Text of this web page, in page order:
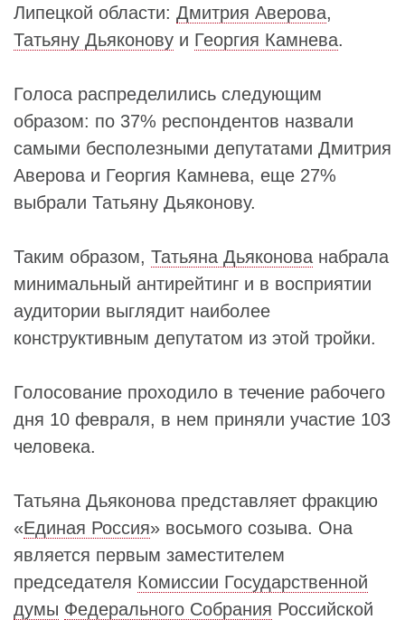
Липецкой области: Дмитрия Аверова,
Татьяну Дьяконову и Георгия Камнева.
Голоса распределились следующим
образом: по 37% респондентов назвали
самыми бесполезными депутатами Дмитрия
Аверова и Георгия Камнева, еще 27%
выбрали Татьяну Дьяконову.
Таким образом, Татьяна Дьяконова набрала
минимальный антирейтинг и в восприятии
аудитории выглядит наиболее
конструктивным депутатом из этой тройки.
Голосование проходило в течение рабочего
дня 10 февраля, в нем приняли участие 103
человека.
Татьяна Дьяконова представляет фракцию
«Единая Россия» восьмого созыва. Она
является первым заместителем
председателя Комиссии Государственной
думы Федерального Собрания Российской